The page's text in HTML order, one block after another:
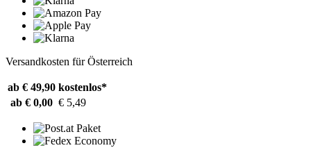
Versandkosten für Österreich
ab € 49,90 kostenlos*
ab € 0,00 € 5,49